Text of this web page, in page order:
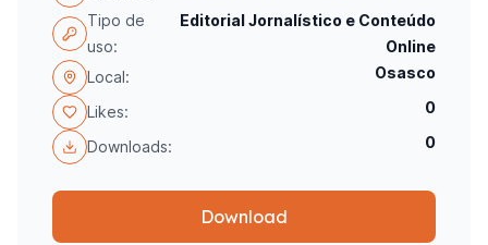
Tipo de
uso:
Editorial Jornalístico e Conteúdo
Online
Local:
Osasco
Likes: 0
Downloads: 0
Download